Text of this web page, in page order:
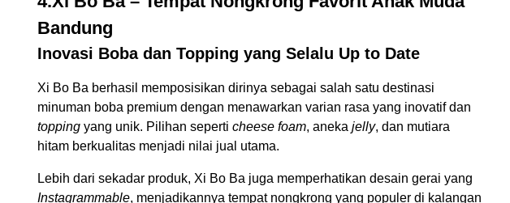
Bandung
Inovasi Boba dan Topping yang Selalu Up to Date
Xi Bo Ba berhasil memposisikan dirinya sebagai salah satu destinasi
minuman boba premium dengan menawarkan varian rasa yang inovatif dan
topping yang unik. Pilihan seperti cheese foam, aneka jelly, dan mutiara
hitam berkualitas menjadi nilai jual utama.
Lebih dari sekadar produk, Xi Bo Ba juga memperhatikan desain gerai yang
Instagrammable, menjadikannya tempat nongkrong yang populer di kalangan